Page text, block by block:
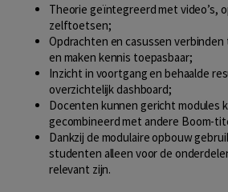
Theorie geïntegreerd met video’s,
zelftoetsen;
Opdrachten en casussen
en maken kennis toepasbaar;
Inzicht in voortgang en behaalde
overzichtelijk dashboard;
Docenten kunnen gericht modules
gecombineerd met andere Boom-
Dankzij de modulaire opbouw
studenten alleen voor de
relevant zijn.